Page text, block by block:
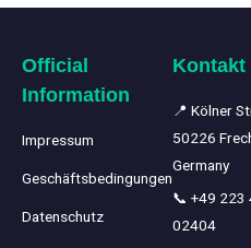
Official
Information
Impressum
Geschäftsbedingungen
Datenschutz
Kontakt
📍 Kölner
50226
Germany
📞 +49 223
02404